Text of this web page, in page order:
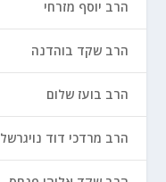
הרב יוסף מזרחי
הרב שקד בוהדנה
הרב בועז שלום
הרב מרדכי דוד נויגרשל